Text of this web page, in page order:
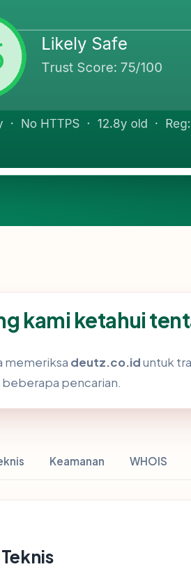
kami ketahui
memeriksa deutz.co.iduntuk
pencarian.
Keamanan WHOIS